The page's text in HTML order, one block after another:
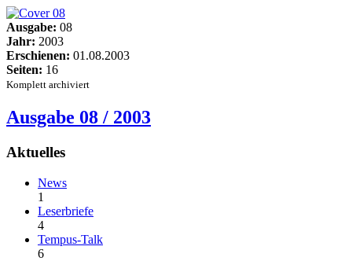
Ausgabe: 08
Jahr: 2003
Erschienen: 01.08.2003
Seiten: 16
Komplett archiviert
Ausgabe 08 / 2003
Aktuelles
News
1
Leserbriefe
4
Tempus-Talk
6